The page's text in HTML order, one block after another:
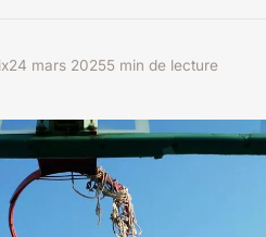
24 mars 20255 min de lecture